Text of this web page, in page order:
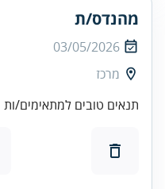
מהנדס/ת
03/05/2026
מרכז
תנאים טובים למתאימים/ות